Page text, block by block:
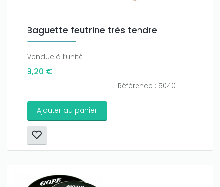
Baguette feutrine très tendre
Vendue à l’unité
9,20 €
Référence : 5040
Ajouter au panier